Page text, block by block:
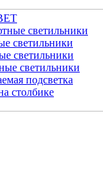
светильники
светильники
светильники
светильники
подсветка
столбике